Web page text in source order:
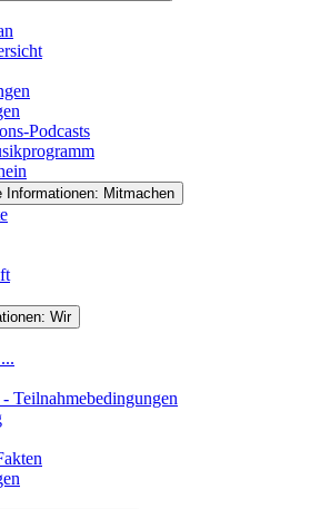
Podcasts
Informationen: Mitmachen
Wir
Teilnahmebedingungen